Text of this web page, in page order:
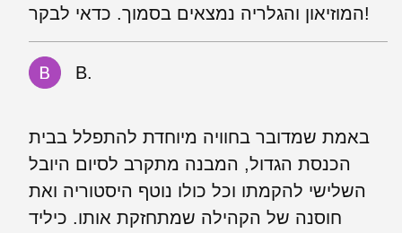
המוזיאון והגלריה נמצאים בסמוך. כדאי לבקר!
B.
באמת שמדובר בחוויה מיוחדת להתפלל בבית
הכנסת הגדול, המבנה מתקרב לסיום היובל
השלישי להקמתו וכל כולו נוטף היסטוריה ואת
חוסנה של הקהילה שמתחזקת אותו. כיליד